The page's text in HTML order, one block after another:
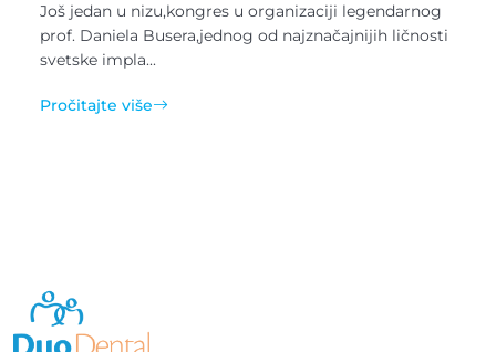
Još jedan u nizu,kongres u organizaciji legendarnog
prof. Daniela Busera,jednog od najznačajnijih ličnosti
svetske impla...
Pročitajte više